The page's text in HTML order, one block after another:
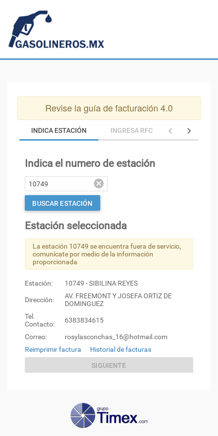
Revise la guía de facturación 4.0
INDICA ESTACIÓN INGRESA RFC INGRESA
Indica el numero de estación
BUSCAR ESTACIÓN
Estación seleccionada
La estación 10749 se encuentra fuera de servicio,
comunícate por medio de la información
proporcionada
Estación: 10749 - SIBILINA REYES
Dirección:
AV. FREEMONT Y JOSEFA ORTIZ DE
DOMINGUEZ
Tel.
Contacto:
6383834615
Correo:
rosylasconchas_16@hotmail.com
Reimprimir factura
Historial de facturas
SIGUIENTE